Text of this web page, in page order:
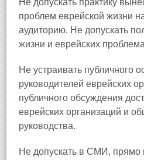
Не допускать практику
проблем еврейской жизни
аудиторию. Не допускать
жизни и еврейских
Не устраивать публичного
руководителей еврейских
публичного обсуждения
еврейских организаций и
руководства.
Не допускать в СМИ,